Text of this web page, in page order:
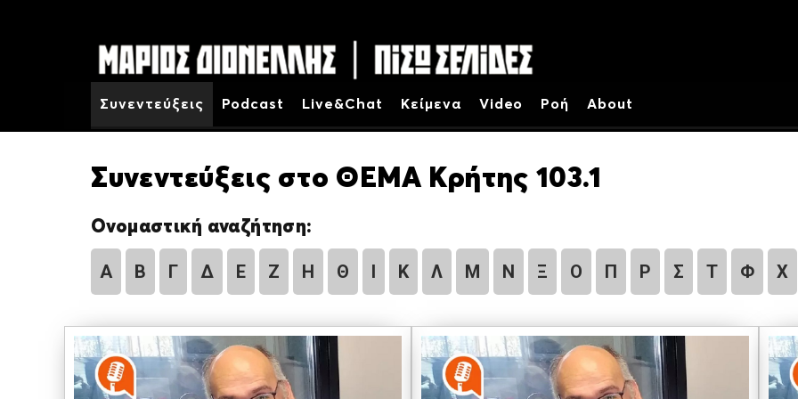
Συνεντεύξεις Podcast Live&Chat Κείμενα Video Ροή About
Συνεντεύξεις στο ΘΕΜΑ Κρήτης 103.1
Ονομαστική αναζήτηση:
Α Β Γ Δ Ε Ζ Η Θ Ι Κ Λ Μ Ν Ξ Ο Π Ρ Σ Τ Φ Χ